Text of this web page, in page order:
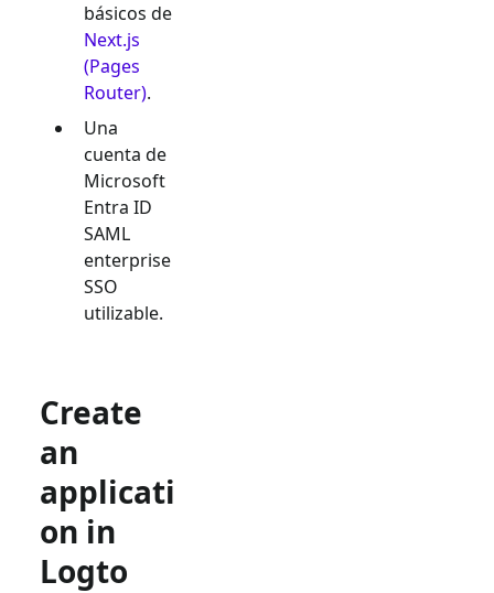
básicos de
Next.js
(Pages
Router).
Una
cuenta de
Microsoft
Entra ID
SAML
enterprise
SSO
utilizable.
Create
an
applicati
on in
Logto